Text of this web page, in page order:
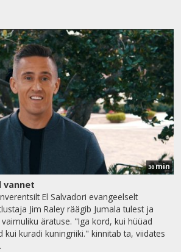
30min
vannet
El Salvadori evangeelselt
Jim Raley räägib Jumala tulest ja
äratuse. "Iga kord, kui hüüad
kui kuradi kuningriiki." kinnitab ta, viidates